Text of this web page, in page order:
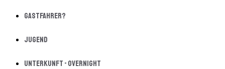
Gastfahrer?
Jugend
Unterkunft - Overnight